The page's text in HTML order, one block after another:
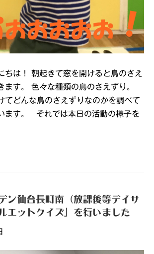
ちは！ 朝起きて窓を開けると鳥のさえ
ます。 色々な種類の鳥のさえずり。
てどんな鳥のさえずりなのかを調べて
ます。 それでは本日の活動の様子を
ン仙台長町南（放課後等デイサ
エットクイズ」を行いました